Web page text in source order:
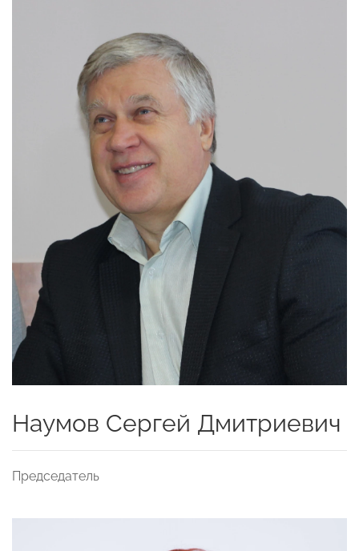
Наумов Сергей Дмитриевич
Председатель